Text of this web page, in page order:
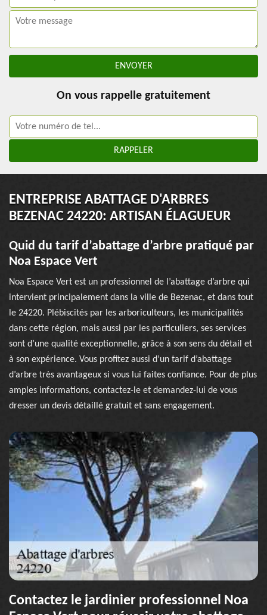
On vous rappelle gratuitement
ENTREPRISE ABATTAGE D'ARBRES
BEZENAC 24220: ARTISAN ÉLAGUEUR
Quid du tarif d’abattage d’arbre pratiqué par
Noa Espace Vert
Noa Espace Vert est un professionnel de l’abattage d’arbre qui
intervient principalement dans la ville de Bezenac, et dans tout
le 24220. Plébiscités par les arboriculteurs, les municipalités
dans cette région, mais aussi par les particuliers, ses services
sont d’une qualité exceptionnelle, grâce à son sens du détail et
à son expérience. Vous profitez aussi d’un tarif d’abattage
d’arbre très avantageux si vous lui faites confiance. Pour de plus
amples informations, contactez-le et demandez-lui de vous
dresser un devis détaillé gratuit et sans engagement.
Contactez le jardinier professionnel Noa